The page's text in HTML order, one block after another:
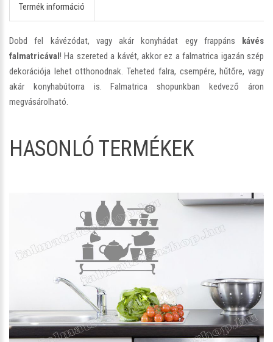
Termék információ
Dobd fel kávézódat, vagy akár konyhádat egy frappáns kávés
falmatricával! Ha szereted a kávét, akkor ez a falmatrica igazán szép
dekorációja lehet otthonodnak. Teheted falra, csempére, hűtőre, vagy
akár konyhabútorra is. Falmatrica shopunkban kedvező áron
megvásárolható.
HASONLÓ TERMÉKEK